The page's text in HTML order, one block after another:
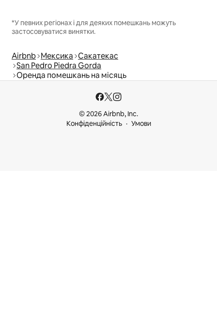
*У певних регіонах і для деяких помешкань можуть
застосовуватися винятки.
Airbnb Мексика Сакатекас
San Pedro Piedra Gorda
Оренда помешкань на місяць
© 2026 Airbnb, Inc.
Конфіденційність
Умови